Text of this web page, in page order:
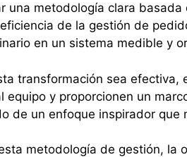
una metodología clara
de la gestión de
en un sistema medible y
transformación sea
equipo y proporcionen un
de un enfoque inspirador que
metodología de gestión, la